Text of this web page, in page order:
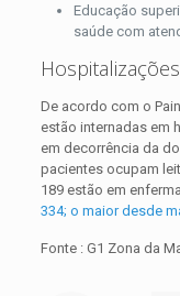
Educação
saúde com
Hospitalizações
De acordo com o
estão internadas em
em decorrência da
pacientes ocupam
189 estão em
334; o maior desde
Fonte : G1 Zona da